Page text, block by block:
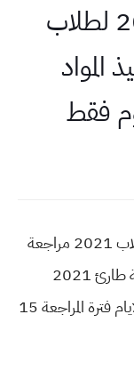
جدول مراجعة طارئ 2021 لطلاب
المواد
حسب قرار وزارة التربية جدول مراجعة للطلاب 2021 مراجعة
بالايام لطلاب الثالث متوسط جدول مراجعة طارئ 2021
لطلاب ثالث متوسط يرتب للتلميذ المواد والايام فترة المراجعة 15